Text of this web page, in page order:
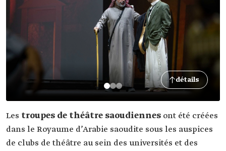
détails
Les troupes de théâtre saoudiennes ont été créées
dans le Royaume d’Arabie saoudite sous les auspices
de clubs de théâtre au sein des universités et des